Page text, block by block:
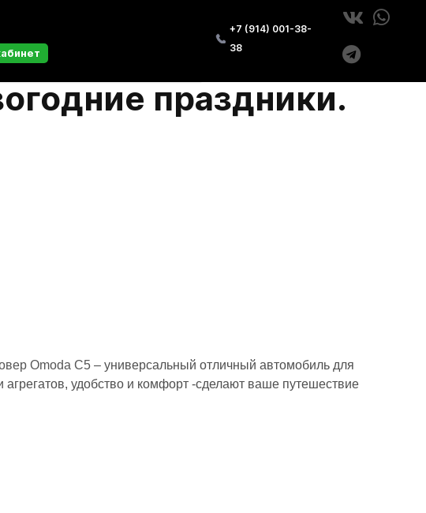
+7 (914) 001-38-
38
праздники.
Omoda C5 – универсальный отличный автомобиль для
удобство и комфорт -сделают ваше путешествие